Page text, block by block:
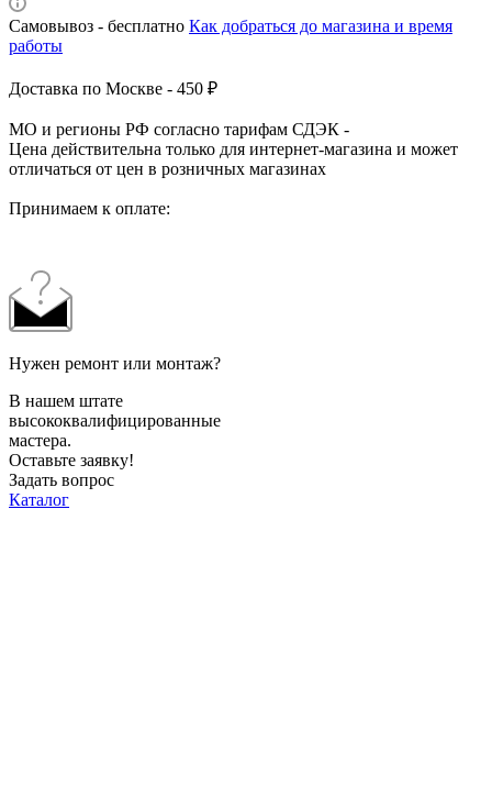
Самовывоз - бесплатно Как добраться до магазина и время
работы
Доставка по Москве - 450 ₽
МО и регионы РФ согласно тарифам СДЭК -
Цена действительна только для интернет-магазина и может
отличаться от цен в розничных магазинах
Принимаем к оплате:
Нужен ремонт или монтаж?
В нашем штате
высококвалифицированные
мастера.
Оставьте заявку!
Задать вопрос
Каталог